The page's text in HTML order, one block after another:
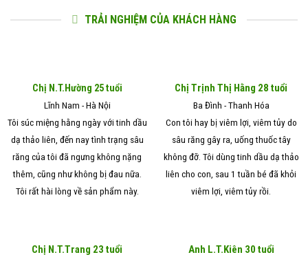
TRẢI NGHIỆM CỦA KHÁCH HÀNG
Chị N.T.Hường 25 tuổi
Lĩnh Nam - Hà Nội
Tôi súc miệng hằng ngày với tinh dầu
dạ thảo liên, đến nay tình trạng sâu
răng của tôi đã ngưng không nặng
thêm, cũng như không bị đau nữa.
Tôi rất hài lòng về sản phẩm này.
Chị Trịnh Thị Hằng 28 tuổi
Ba Đình - Thanh Hóa
Con tôi hay bị viêm lợi, viêm tủy do
sâu răng gây ra, uống thuốc tây
không đỡ. Tôi dùng tinh dầu dạ thảo
liên cho con, sau 1 tuần bé đã khỏi
viêm lợi, viêm tủy rồi.
Chị N.T.Trang 23 tuổi Anh L.T.Kiên 30 tuổi